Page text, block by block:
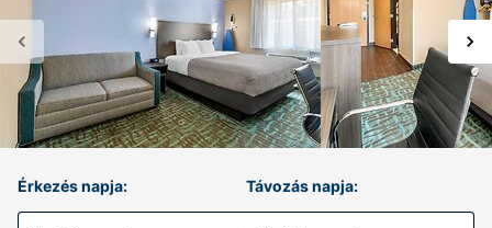
Érkezés napja: Távozás napja: